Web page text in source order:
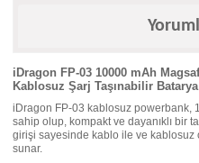
iDragon FP-03 10000 mAh
Kablosuz Şarj Taşınabilir Batarya
iDragon FP-03 kablosuz powerbank,
sahip olup, kompakt ve dayanıklı bir
girişi sayesinde kablo ile ve kablosuz
sunar.